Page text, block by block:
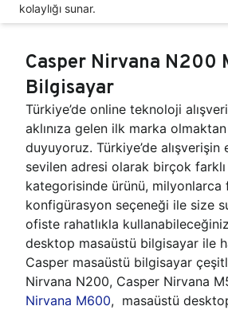
kolaylığı sunar.
Casper Nirvana N200
Bilgisayar
Türkiye’de online teknoloji
aklınıza gelen ilk marka
duyuyoruz. Türkiye’de
sevilen adresi olarak birçok
kategorisinde ürünü, milyonlarca
konfigürasyon seçeneği ile size
ofiste rahatlıkla
desktop masaüstü bilgisayar ile
Casper masaüstü bilgisayar
Nirvana N200, Casper Nirvana
Nirvana M600, masaüstü